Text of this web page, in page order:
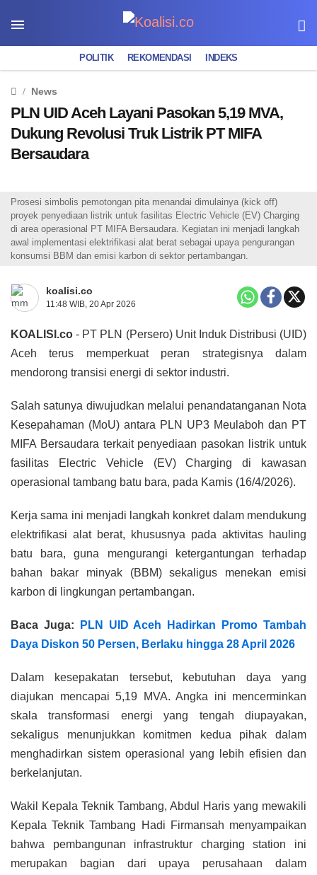
POLITIK REKOMENDASI INDEKS
News
PLN UID Aceh Layani Pasokan 5,19 MVA,
Dukung Revolusi Truk Listrik PT MIFA
Bersaudara
Prosesi simbolis pemotongan pita menandai dimulainya (kick off)
proyek penyediaan listrik untuk fasilitas Electric Vehicle (EV) Charging
di area operasional PT MIFA Bersaudara. Kegiatan ini menjadi langkah
awal implementasi elektrifikasi alat berat sebagai upaya pengurangan
konsumsi BBM dan emisi karbon di sektor pertambangan.
koalisi.co
11:48 WIB, 20 Apr 2026
KOALISI.co - PT PLN (Persero) Unit Induk Distribusi (UID)
Aceh terus memperkuat peran strategisnya dalam
mendorong transisi energi di sektor industri.
Salah satunya diwujudkan melalui penandatanganan Nota
Kesepahaman (MoU) antara PLN UP3 Meulaboh dan PT
MIFA Bersaudara terkait penyediaan pasokan listrik untuk
fasilitas Electric Vehicle (EV) Charging di kawasan
operasional tambang batu bara, pada Kamis (16/4/2026).
Kerja sama ini menjadi langkah konkret dalam mendukung
elektrifikasi alat berat, khususnya pada aktivitas hauling
batu bara, guna mengurangi ketergantungan terhadap
bahan bakar minyak (BBM) sekaligus menekan emisi
karbon di lingkungan pertambangan.
Baca Juga:
PLN UID Aceh Hadirkan Promo Tambah
Daya Diskon 50 Persen, Berlaku hingga 28 April 2026
Dalam kesepakatan tersebut, kebutuhan daya yang
diajukan mencapai 5,19 MVA. Angka ini mencerminkan
skala transformasi energi yang tengah diupayakan,
sekaligus menunjukkan komitmen kedua pihak dalam
menghadirkan sistem operasional yang lebih efisien dan
berkelanjutan.
Wakil Kepala Teknik Tambang, Abdul Haris yang mewakili
Kepala Teknik Tambang Hadi Firmansah menyampaikan
bahwa pembangunan infrastruktur charging station ini
merupakan bagian dari upaya perusahaan dalam